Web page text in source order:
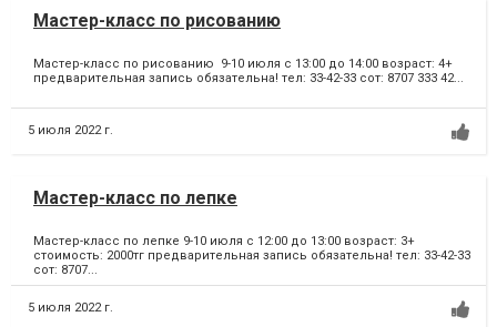
Мастер-класс по рисованию
Мастер-класс по рисованию 9-10 июля с 13:00 до 14:00 возраст: 4+
предварительная запись обязательна! тел: 33-42-33 сот: 8707 333 42...
5 июля 2022 г.
Мастер-класс по лепке
Мастер-класс по лепке 9-10 июля с 12:00 до 13:00 возраст: 3+
стоимость: 2000тг предварительная запись обязательна! тел: 33-42-33
сот: 8707...
5 июля 2022 г.